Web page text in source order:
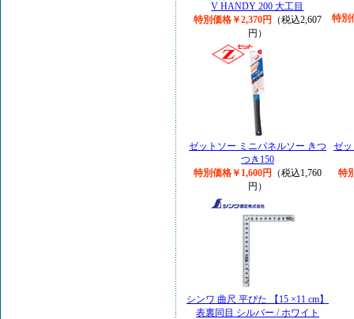
V HANDY 200 大工目
特別価格￥2,370円
（税込2,607
円）
特別
ゼットソー ミニパネルソー きつ
つき150
特別価格￥1,600円
（税込1,760
円）
ゼ
特
シンワ 曲尺 平ぴた 【15 ×11 cm】
表裏同目 シルバー / ホワイト